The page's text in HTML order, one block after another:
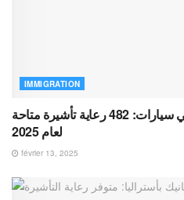
IMMIGRATION
العمل في أستراليا كميكانيكي سيارات: 482 رعاية تأشيرة متاحة
لعام 2025
février 13, 2025